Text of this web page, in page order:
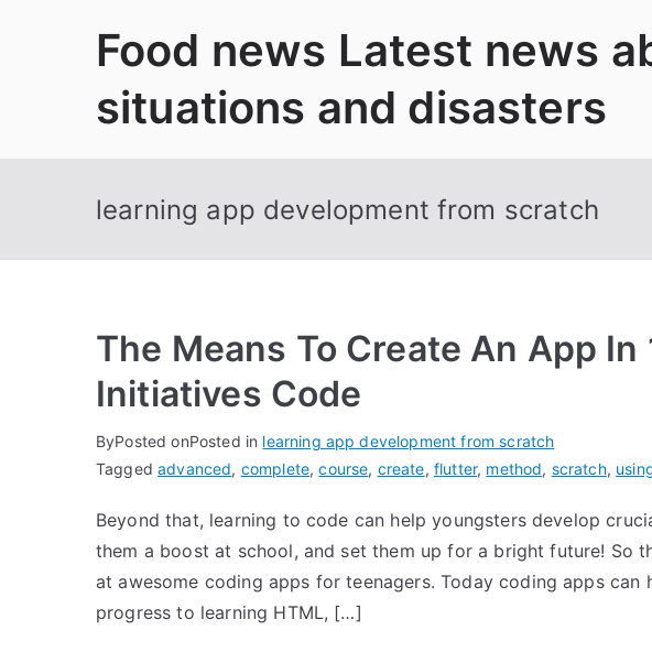
Food news Latest news
situations and disasters
learning app development from scratch
The Means To Create An App
Initiatives Code
ByPosted onPosted in learning app development from scratch
Taggedadvanced, complete,course, create, flutter, method, scratch,
Beyond that, learning to code can help youngsters develop
them a boost at school, and set them up for a bright future! So
at awesome coding apps for teenagers. Today coding apps
progress to learning HTML, […]